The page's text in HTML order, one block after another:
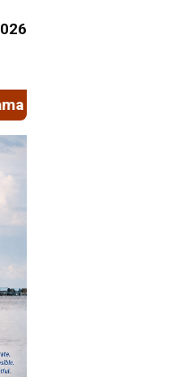
Nilai Spiritual,